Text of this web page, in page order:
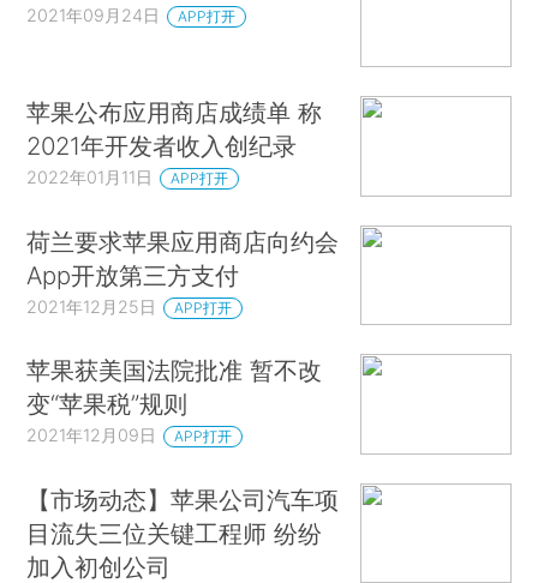
2021年09月24日 APP打开
苹果公布应用商店成绩单 称
2021年开发者收入创纪录
2022年01月11日 APP打开
荷兰要求苹果应用商店向约会
App开放第三方支付
2021年12月25日 APP打开
苹果获美国法院批准 暂不改
变“苹果税”规则
2021年12月09日 APP打开
【市场动态】苹果公司汽车项
目流失三位关键工程师 纷纷
加入初创公司